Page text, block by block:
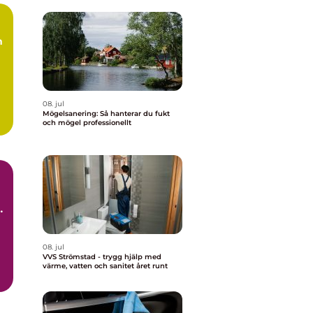
08. jul
Mögelsanering: Så hanterar du fukt
och mögel professionellt
08. jul
VVS Strömstad - trygg hjälp med
värme, vatten och sanitet året runt